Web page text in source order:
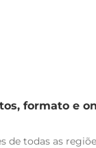
formato e
de todas as